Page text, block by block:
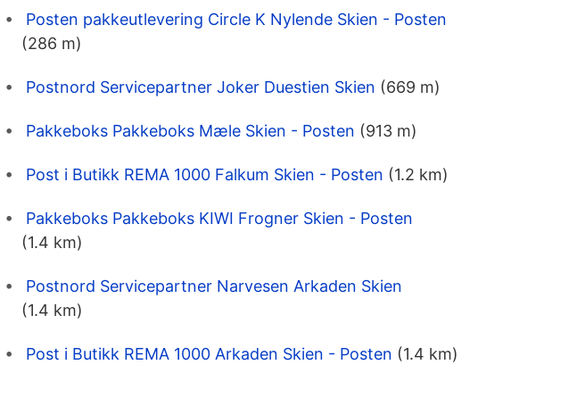
Posten pakkeutlevering Circle K Nylende Skien - Posten
(286 m)
Postnord Servicepartner Joker Duestien Skien (669 m)
Pakkeboks Pakkeboks Mæle Skien - Posten (913 m)
Post i Butikk REMA 1000 Falkum Skien - Posten (1.2 km)
Pakkeboks Pakkeboks KIWI Frogner Skien - Posten
(1.4 km)
Postnord Servicepartner Narvesen Arkaden Skien
(1.4 km)
Post i Butikk REMA 1000 Arkaden Skien - Posten (1.4 km)